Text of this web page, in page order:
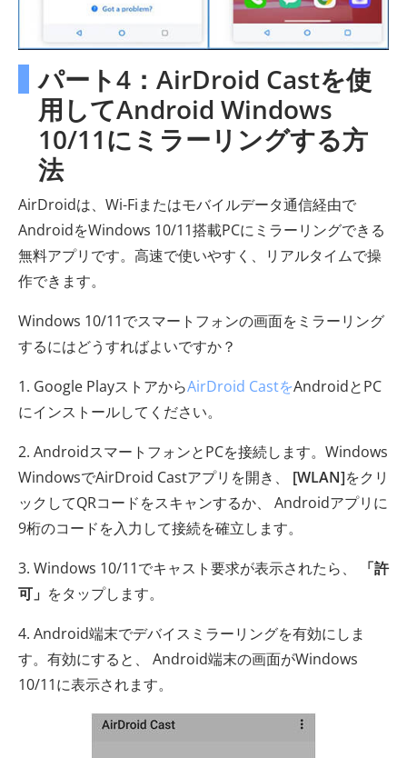
パート4：AirDroid Castを使
用してAndroid Windows
10/11にミラーリングする方
法
AirDroidは、Wi-Fiまたはモバイルデータ通信経由で
AndroidをWindows 10/11搭載PCにミラーリングできる
無料アプリです。高速で使いやすく、リアルタイムで操
作できます。
Windows 10/11でスマートフォンの画面をミラーリング
するにはどうすればよいですか？
1. Google PlayストアからAirDroid CastをAndroidとPC
にインストールしてください。
2. AndroidスマートフォンとPCを接続します。Windows
WindowsでAirDroid Castアプリを開き、 [WLAN]をク​​リ
ックしてQRコードをスキャンするか、 Androidアプリに
9桁のコードを入力して接続を確立します。
3. Windows 10/11でキャスト要求が表示されたら、
「許
可」 をタップします。
4. Android端末でデバイスミラーリングを有効にしま
す。有効にすると、 Android端末の画面がWindows
10/11に表示されます。